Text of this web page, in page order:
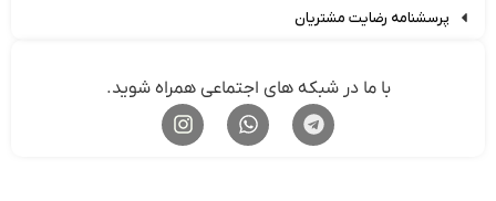
پرسشنامه رضایت مشتریان
با ما در شبکه های اجتماعی همراه شوید.